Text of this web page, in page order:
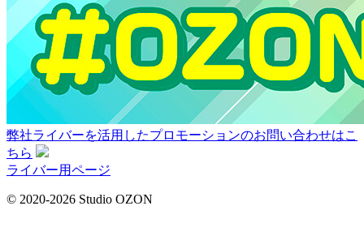
弊社ライバーを活用したプロモーションのお問い合わせはこ
ちら
ライバー用ページ
© 2020-2026 Studio OZON